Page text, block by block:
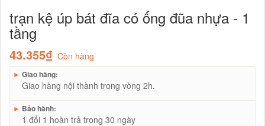
trạn kệ úp bát đĩa có ống đũa nhựa - 1
tầng
43.355₫ Còn hàng
► Giao hàng:
Giao hàng nội thành trong vòng 2h.
► Bảo hành:
1 đổi 1 hoàn trả trong 30 ngày